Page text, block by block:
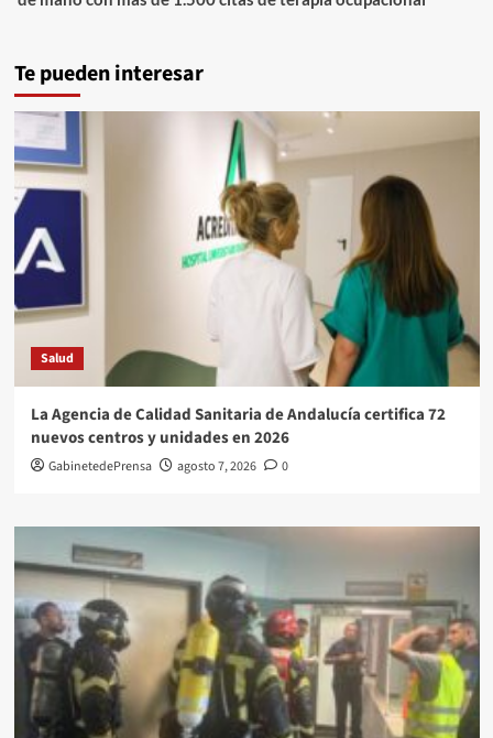
Te pueden interesar
Salud
La Agencia de Calidad Sanitaria de Andalucía certifica 72
nuevos centros y unidades en 2026
GabinetedePrensa agosto 7, 2026 0